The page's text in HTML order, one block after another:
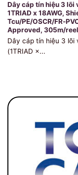
Dây cáp tín hiệu 3 lõi
1TRIAD x 18AWG,
Tcu/PE/OSCR/FR-
Approved, 305m/
Dây cáp tín hiệu 3 lõi
(1TRIAD ×...